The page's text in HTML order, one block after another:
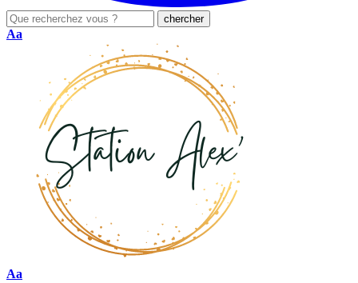
Aa
Aa